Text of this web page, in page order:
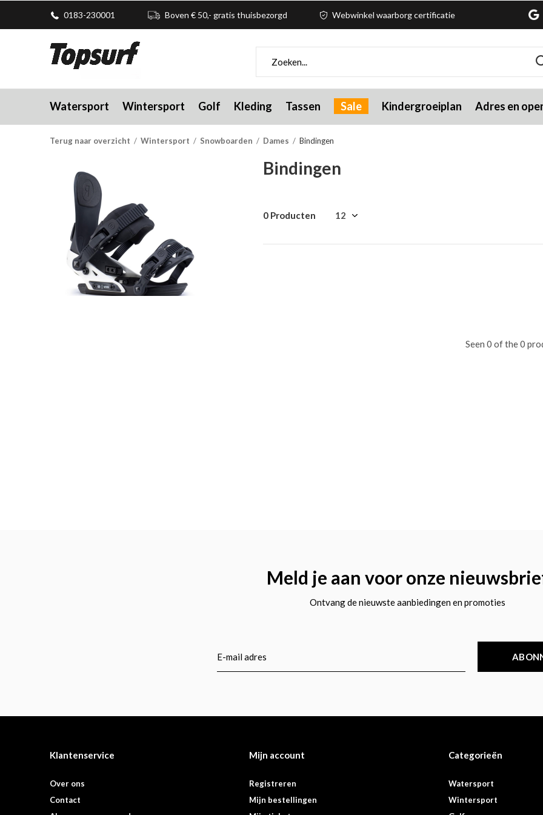
Watersport Wintersport Golf Kleding Tassen Sale Kindergroeiplan Adres en
0183-230001 Boven € 50,- gratis thuisbezorgd Webwinkel waarborg certificatie
Terug naar overzicht Wintersport Snowboarden Dames Bindingen
Bindingen
0 Producten
Seen 0 of the 0
Meld je aan voor onze
Ontvang de nieuwste aanbiedingen en promoties
Klantenservice
Over ons
Contact
Mijn account
Registreren
Mijn bestellingen
Categorieën
Watersport
Wintersport